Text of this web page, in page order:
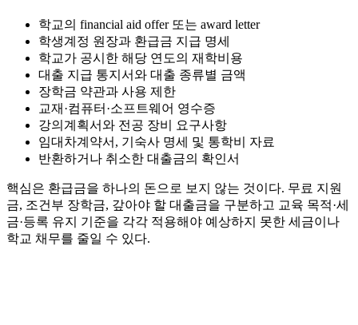
학교의 financial aid offer 또는 award letter
학생계정 원장과 환급금 지급 명세
학교가 공시한 해당 연도의 재학비용
대출 지급 통지서와 대출 종류별 금액
장학금 약관과 사용 제한
교재·컴퓨터·소프트웨어 영수증
강의계획서와 전공 장비 요구사항
임대차계약서, 기숙사 명세 및 통학비 자료
반환하거나 취소한 대출금의 확인서
핵심은 환급금을 하나의 돈으로 보지 않는 것이다. 무료 지원
금, 조건부 장학금, 갚아야 할 대출금을 구분하고 교육 목적·세
금·등록 유지 기준을 각각 적용해야 예상하지 못한 세금이나
학교 채무를 줄일 수 있다.